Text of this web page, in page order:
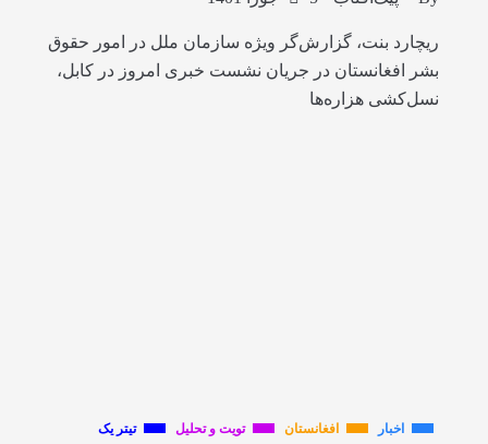
ریچارد بنت، گزارش‌گر ویژه سازمان ملل در امور حقوق
بشر افغانستان در جریان نشست خبری امروز در کابل،
نسل‌کشی هزاره‌ها
اخبار افغانستان تویت و تحلیل تیتر یک